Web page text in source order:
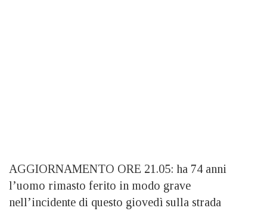
AGGIORNAMENTO ORE 21.05: ha 74 anni
l’uomo rimasto ferito in modo grave
nell’incidente di questo giovedì sulla strada